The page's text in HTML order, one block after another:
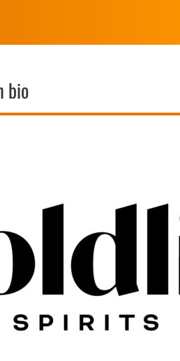
bio